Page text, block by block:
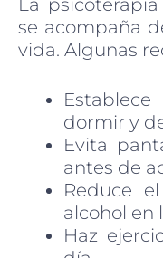
se acompaña
vida. Algunas
dormir y
Evita
antes de
Reduce
alcohol en
Haz